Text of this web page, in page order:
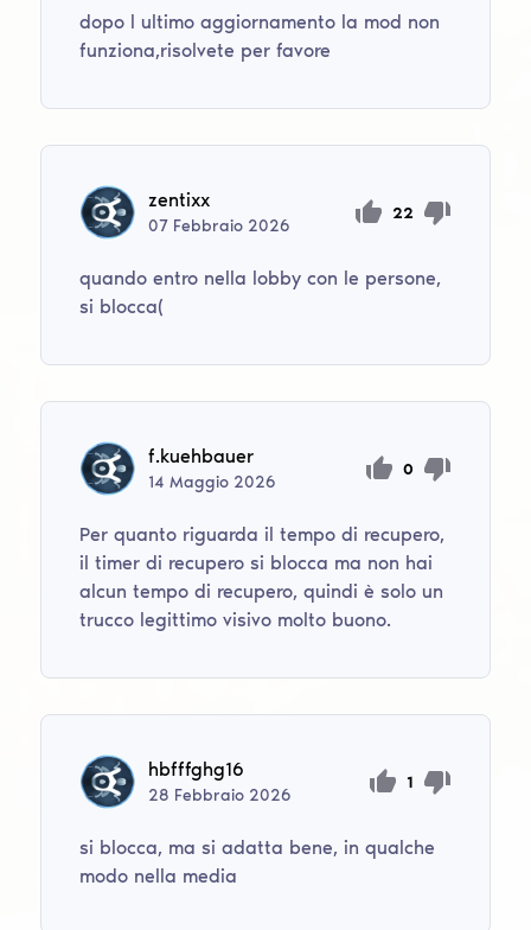
dopo l ultimo aggiornamento la mod non
funziona,risolvete per favore
zentixx
07 Febbraio 2026
22
quando entro nella lobby con le persone,
si blocca(
f.kuehbauer
14Maggio 2026
0
Per quanto riguarda il tempo di recupero,
il timer di recupero si blocca ma non hai
alcun tempo di recupero, quindi è solo un
trucco legittimo visivo molto buono.
hbfffghg16
28 Febbraio 2026
1
si blocca, ma si adatta bene, in qualche
modo nella media